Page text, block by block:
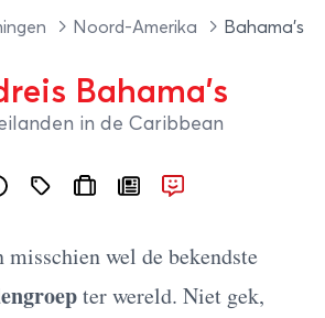
Noord-Amerika Bahama's
Bahama's
in de Caribbean
misschien wel de bekendste
ter wereld. Niet gek,